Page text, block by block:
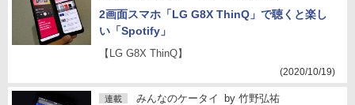
2画面スマホ「LG G8X ThinQ」で聴くと楽し
い「Spotify」
【LG G8X ThinQ】
(2020/10/19)
連載 みんなのケータイ by 竹野弘祐